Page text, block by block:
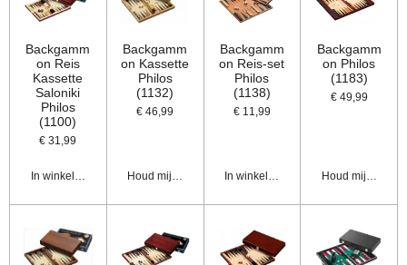
Backgamm
on Reis
Kassette
Saloniki
Philos
(1100)
€ 31,99
In winkelwagen
Backgamm
on Kassette
Philos
(1132)
€ 46,99
Houd mij op de hoogte
Backgamm
on Reis-set
Philos
(1138)
€ 11,99
In winkelwagen
Backgamm
on Philos
(1183)
€ 49,99
Houd mij op de